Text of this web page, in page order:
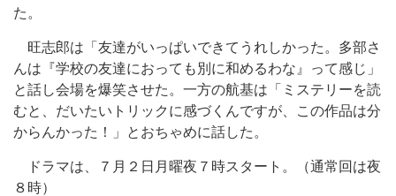
た。
旺志郎は「友達がいっぱいできてうれしかった。多部さ
んは『学校の友達におっても別に和めるわな』って感じ」
と話し会場を爆笑させた。一方の航基は「ミステリーを読
むと、だいたいトリックに感づくんですが、この作品は分
からんかった！」とおちゃめに話した。
ドラマは、７月２日月曜夜７時スタート。（通常回は夜
８時）